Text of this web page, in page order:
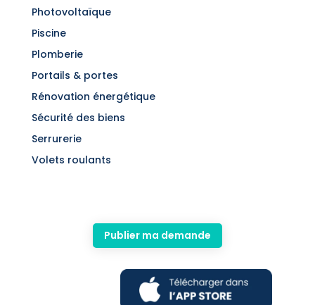
Photovoltaïque
Piscine
Plomberie
Portails & portes
Rénovation énergétique
Sécurité des biens
Serrurerie
Volets roulants
Publier ma demande